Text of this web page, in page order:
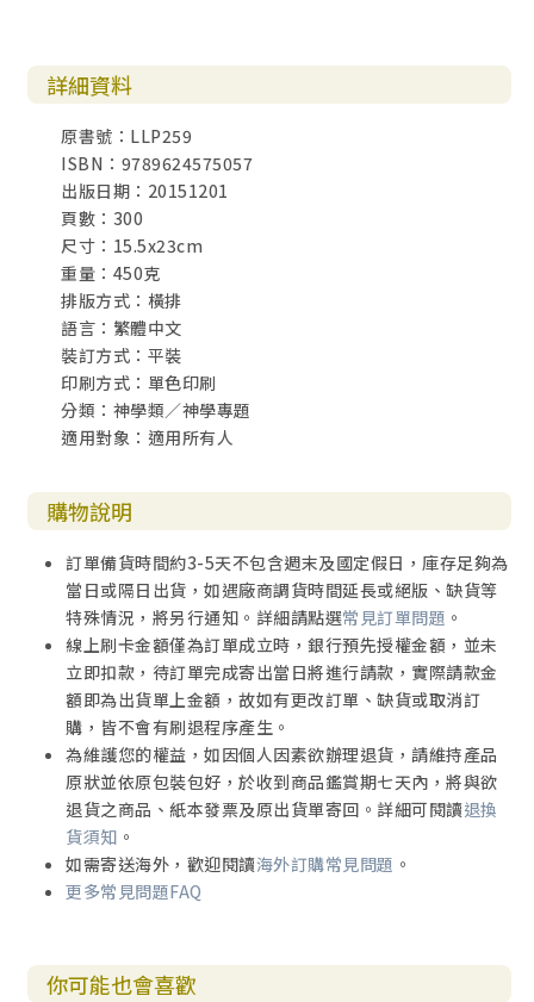
詳細資料
原書號：LLP259
ISBN：9789624575057
出版日期：20151201
頁數：300
尺寸：15.5x23cm
重量：450克
排版方式：橫排
語言：繁體中文
裝訂方式：平裝
印刷方式：單色印刷
分類：神學類／神學專題
適用對象：適用所有人
購物說明
訂單備貨時間約3-5天不包含週末及國定假日，庫存足夠為
當日或隔日出貨，如遇廠商調貨時間延長或絕版、缺貨等
特殊情況，將另行通知。詳細請點選常見訂單問題 。
線上刷卡金額僅為訂單成立時，銀行預先授權金額，並未
立即扣款，待訂單完成寄出當日將進行請款，實際請款金
額即為出貨單上金額，故如有更改訂單、缺貨或取消訂
購，皆不會有刷退程序產生。
為維護您的權益，如因個人因素欲辦理退貨，請維持產品
原狀並依原包裝包好，於收到商品鑑賞期七天內，將與欲
退貨之商品、紙本發票及原出貨單寄回。詳細可閱讀退換
貨須知 。
如需寄送海外，歡迎閱讀海外訂購常見問題 。
更多常見問題FAQ
你可能也會喜歡